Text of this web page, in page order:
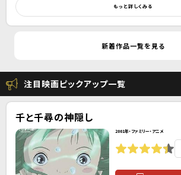
もっと詳しくみる
新着作品一覧を見る
注目映画ピックアップ一覧
千と千尋の神隠し
2001年・ファミリー・アニメ